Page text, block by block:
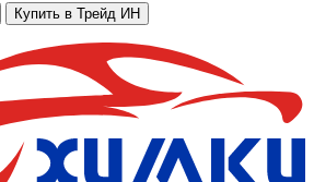
Купить в Трейд ИН